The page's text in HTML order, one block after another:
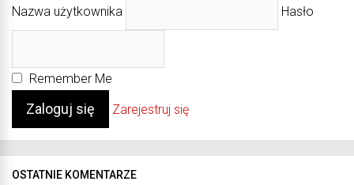
Nazwa użytkownika Hasło
Remember Me
Zarejestruj się
OSTATNIE KOMENTARZE